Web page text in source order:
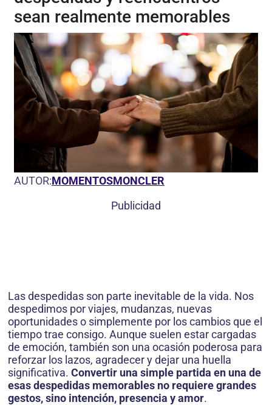
sean realmente memorables
AUTOR:MOMENTOSMONCLER
Publicidad
Las despedidas son parte inevitable de la vida. Nos
despedimos por viajes, mudanzas, nuevas
oportunidades o simplemente por los cambios que el
tiempo trae consigo. Aunque suelen estar cargadas
de emoción, también son una ocasión poderosa para
reforzar los lazos, agradecer y dejar una huella
significativa. Convertir una simple partida en una de
esas despedidas memorables no requiere grandes
gestos, sino intención, presencia y amor.